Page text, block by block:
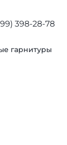
гарнитуры
398-28-78